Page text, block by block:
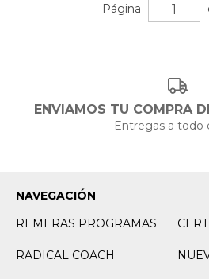
Página
ENVIAMOS TU COMPRA
Entregas a todo
NAVEGACIÓN
REMERAS PROGRAMAS
RADICAL COACH